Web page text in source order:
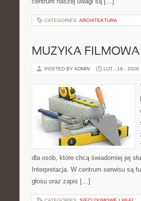
CATEGORIES: ARCHITEKTURA
MUZYKA
POSTED BY ADMIN LUT - 16 - 2026
dla osób, które chcą świadomiej jej
Interpretacja. W centrum serwisu są
głosu oraz zapis […]